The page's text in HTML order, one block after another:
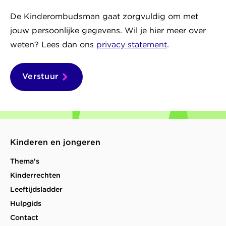
De Kinderombudsman gaat zorgvuldig om met
jouw persoonlijke gegevens. Wil je hier meer over
weten? Lees dan ons privacy statement.
Verstuur
Kinderen en jongeren
Thema's
Kinderrechten
Leeftijdsladder
Hulpgids
Contact